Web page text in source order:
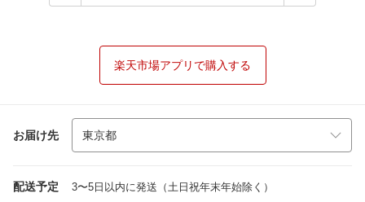
楽天市場アプリで購入する
お届け先
配送予定 3〜5日以内に発送（土日祝年末年始除く）